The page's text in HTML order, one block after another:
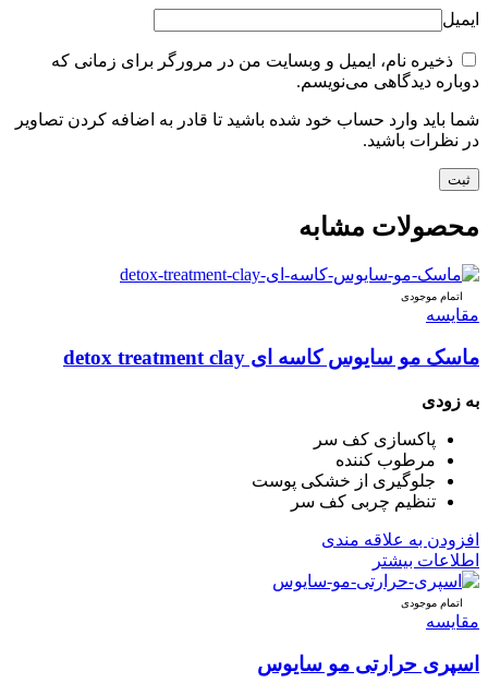
ایمیل
ذخیره نام، ایمیل و وبسایت من در مرورگر برای زمانی که
دوباره دیدگاهی می‌نویسم.
شما باید وارد حساب خود شده باشید تا قادر به اضافه کردن تصاویر
در نظرات باشید.
محصولات مشابه
اتمام موجودی
مقایسه
ماسک مو سایوس کاسه ای detox treatment clay
به زودی
پاکسازی کف سر
مرطوب کننده
جلوگیری از خشکی پوست
تنظیم چربی کف سر
افزودن به علاقه مندی
اطلاعات بیشتر
اتمام موجودی
مقایسه
اسپری حرارتی مو سایوس